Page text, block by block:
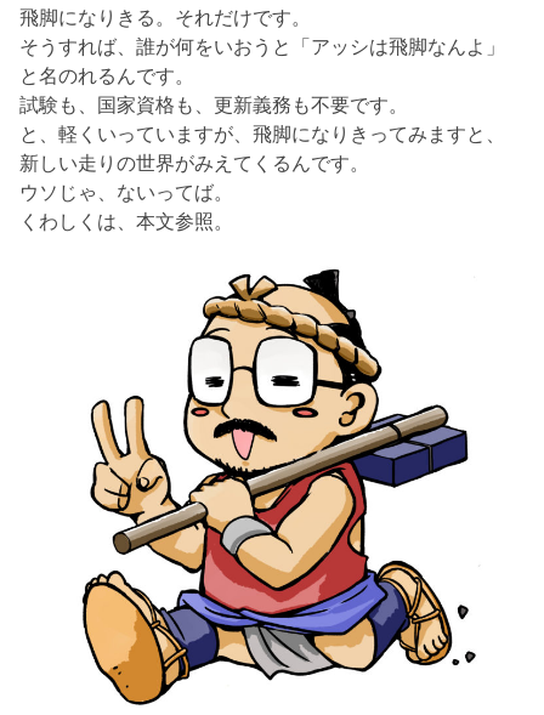
飛脚になりきる。それだけです。
そうすれば、誰が何をいおうと「アッシは飛脚なんよ」
と名のれるんです。
試験も、国家資格も、更新義務も不要です。
と、軽くいっていますが、飛脚になりきってみますと、
新しい走りの世界がみえてくるんです。
ウソじゃ、ないってば。
くわしくは、本文参照。